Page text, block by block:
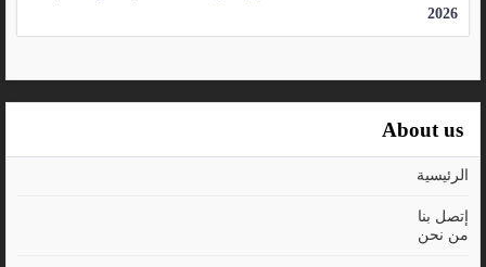
2026
About us
الرئيسية
إتصل بنا
من نحن